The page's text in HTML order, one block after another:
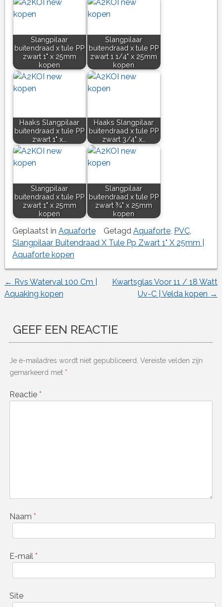
Slangpilaar
buitendraad x tule PP
zwart 1" x 25mm
kopen
Slangpilaar
buitendraad x tule PP
zwart 1 1/4" x 25mm
kopen
Haaks Slangpilaar
buitendraad x tule PP
zwart 1" x…
Haaks Slangpilaar
buitendraad x tule PP
zwart 3/4" x…
Slangpilaar
buitendraad x tule PP
zwart 1" x 25mm
kopen
Slangpilaar
buitendraad x tule PP
zwart ¾" x 25mm
kopen
Geplaatst in Aquaforte Getagd Aquaforte, PVC,
Slangpilaar Buitendraad X Tule Pp Zwart 1" X 25mm |
Aquaforte kopen
Berichtnavigatie
← Rvs Waterval 100 Cm |
Aquaking kopen
Kwartsglas Voor 11 / 18 Watt
Uv-C | Velda kopen →
GEEF EEN REACTIE
Je e-mailadres wordt niet gepubliceerd. Vereiste velden zijn
gemarkeerd met *
Reactie *
Naam *
E-mail *
Site